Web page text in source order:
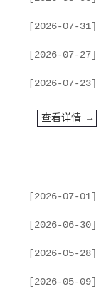
[2026-07-31]
[2026-07-27]
[2026-07-23]
查看详情 →
[2026-07-01]
[2026-06-30]
[2026-05-28]
[2026-05-09]